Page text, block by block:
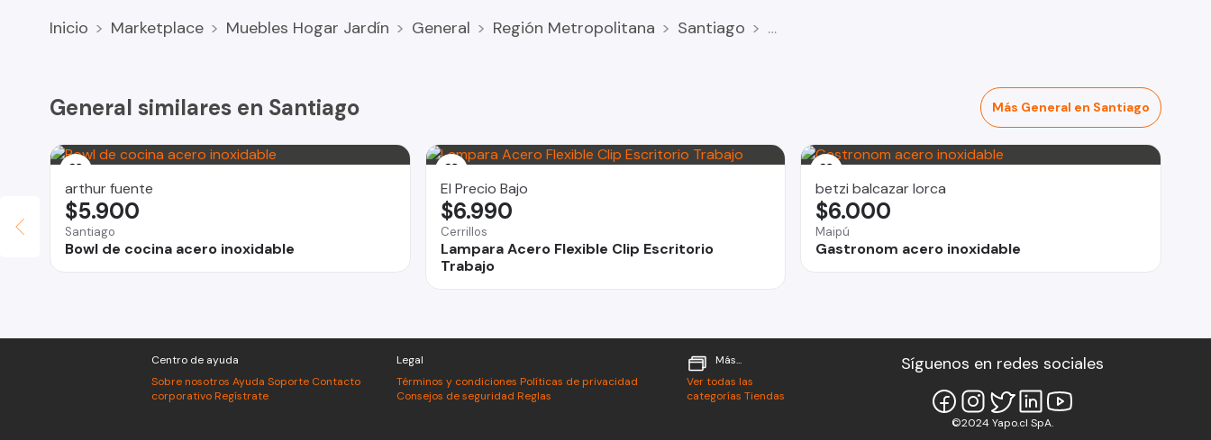
Inicio Marketplace Muebles Hogar Jardín General Región Metropolitana Santiago
General similares en Santiago Más General en Santiago
arthur fuente
Santiago
Bowl de cocina acero inoxidable
$5.900
El Precio Bajo
Cerrillos
Lampara Acero Flexible Clip Escritorio
Trabajo
$6.990
betzi balcazar lorca
Maipú
Gastronom acero inoxidable
$6.000
Centro de ayuda
Sobre nosotros Ayuda Soporte Contacto
corporativo Regístrate
Legal
Términos y condiciones Políticas de privacidad
Consejos de seguridad Reglas
Más...
Ver todas las
categorías Tiendas
Síguenos en redes sociales
©2024 Yapo.cl SpA.